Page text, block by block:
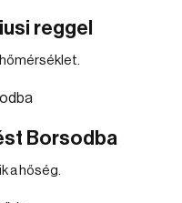
reggel
Borsodba
a hőség.